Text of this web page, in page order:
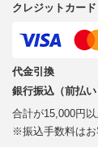
クレジットカード
代金引換
銀行振込（前払い
合計が15,000円
※振込手数料はお